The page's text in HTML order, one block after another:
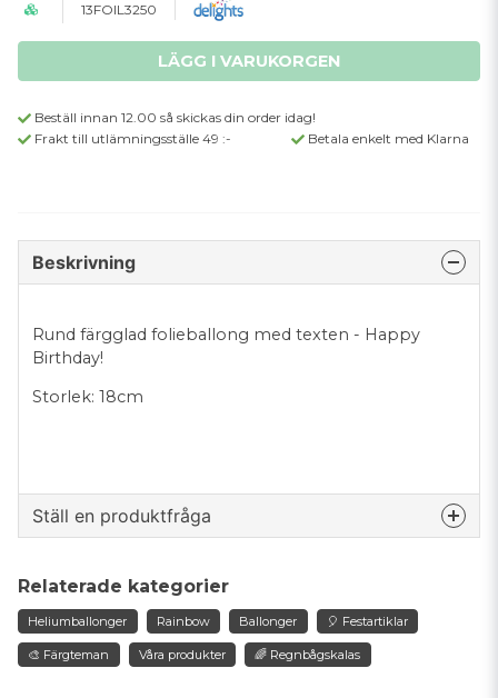
13FOIL3250
LÄGG I VARUKORGEN
Beställ innan 12.00 så skickas din order idag!
Frakt till utlämningsställe 49 :-
Betala enkelt med Klarna
Beskrivning
Rund färgglad folieballong med texten - Happy
Birthday!
Storlek: 18cm
Ställ en produktfråga
Fråga oss något om denna produkten...
Relaterade kategorier
Heliumballonger Rainbow Ballonger 🎈 Festartiklar
🎨 Färgteman Våra produkter 🌈 Regnbågskalas